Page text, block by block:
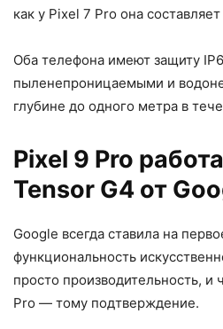
как у Pixel 7 Pro она составляет
Оба телефона имеют защиту
пыленепроницаемыми и
глубине до одного метра в
Pixel 9 Pro
Tensor G4 от
Google всегда ставила на
функциональность
просто производительность, и
Pro — тому подтверждение.